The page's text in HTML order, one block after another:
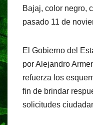
Bajaj, color negro,
pasado 11 de
El Gobierno del
por Alejandro
refuerza los
fin de brindar
solicitudes